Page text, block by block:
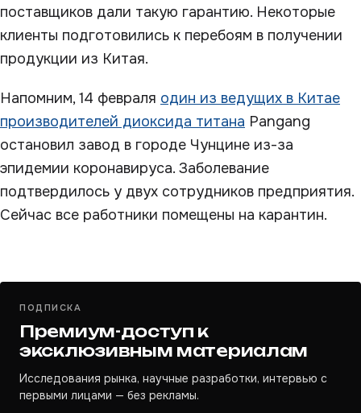
поставщиков дали такую гарантию. Некоторые
клиенты подготовились к перебоям в получении
продукции из Китая.
Напомним, 14 февраля один из ведущих в Китае
производителей диоксида титана Pangang
остановил завод в городе Чунцине из-за
эпидемии коронавируса. Заболевание
подтвердилось у двух сотрудников предприятия.
Сейчас все работники помещены на карантин.
ПОДПИСКА
Премиум-доступ к
эксклюзивным материалам
Исследования рынка, научные разработки, интервью с
первыми лицами — без рекламы.